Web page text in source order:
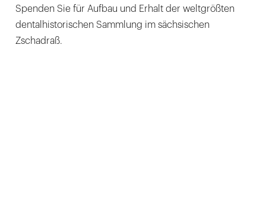
Spenden Sie für Aufbau und Erhalt der weltgrößten
dentalhistorischen Sammlung im sächsischen
Zschadraß.